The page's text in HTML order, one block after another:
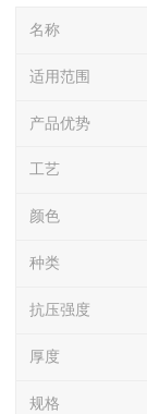
名称
适用范围
产品优势
工艺
颜色
种类
抗压强度
厚度
规格